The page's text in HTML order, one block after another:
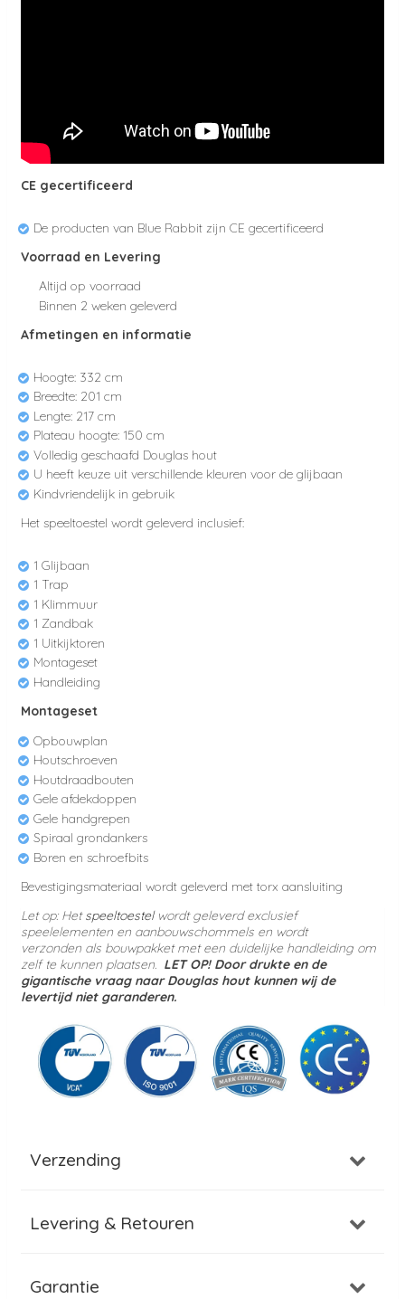
CE gecertificeerd
De producten van Blue Rabbit zijn CE gecertificeerd
Voorraad en Levering
Altijd op voorraad
Binnen 2 weken geleverd
Afmetingen en informatie
Hoogte: 332 cm
Breedte: 201 cm
Lengte: 217 cm
Plateau hoogte: 150 cm
Volledig geschaafd Douglas hout
U heeft keuze uit verschillende kleuren voor de glijbaan
Kindvriendelijk in gebruik
Het speeltoestel wordt geleverd inclusief:
1 Glijbaan
1 Trap
1 Klimmuur
1 Zandbak
1 Uitkijktoren
Montageset
Handleiding
Montageset
Opbouwplan
Houtschroeven
Houtdraadbouten
Gele afdekdoppen
Gele handgrepen
Spiraal grondankers
Boren en schroefbits
Bevestigingsmateriaal wordt geleverd met torx aansluiting
Let op: Hetspeeltoestelwordt geleverdexclusief
speelelementen en aanbouwschommels en wordt
verzonden als bouwpakket met een duidelijke handleiding om
zelf te kunnen plaatsen. LET OP! Door drukte en de
gigantische vraag naar Douglas hout kunnen wij de
levertijd niet garanderen.
Verzending
Levering & Retouren
Garantie